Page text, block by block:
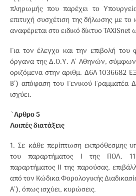
πληρωμής που παρέχει το
επιτυχή συσχέτιση της δήλωσης με
αναφέρεται στο ειδικό δίκτυο
Για τον έλεγχο και την επιβολή του
όργανα της Δ.Ο.Υ. Α΄ Αθηνών,
οριζόμενα στην αριθμ. Δ6Α 1036682
Β΄) απόφαση του Γενικού
ισχύει.
`Αρθρο 5
Λοιπές διατάξεις
1. Σε κάθε περίπτωση εκπρόθεσμης
του παραρτήματος Ι της ΠΟΛ.
παραρτήματος II της παρούσας,
από τον Κώδικα Φορολογικής
Α΄), όπως ισχύει, κυρώσεις.